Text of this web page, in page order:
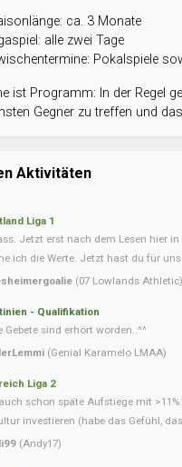
ca. 3 Monate
alle zwei Tage
Pokalspiele
ist Programm: In der Regel
Gegner zu treffen und
Aktivitäten
Liga 1
Jetzt erst nach dem Lesen hier
ich die Werte. Jetzt hast du für
(07 Lowlands Athletic)
- Qualifikation
Gebete sind erhört worden..^^
(Genial Karamelo LMAA)
Liga 2
schon späte Aufstiege mit
investieren (habe das Gefühl,
(Andy17)